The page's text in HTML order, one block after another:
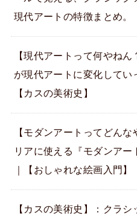
現代アートの特徴まとめ。
【現代アートって何やね
が現代アートに変化してい
【カスの美術史】
【モダンアートってどん
リアに使える『モダンアー
｜【おしゃれな絵画入門】
【カスの美術史】：クラ